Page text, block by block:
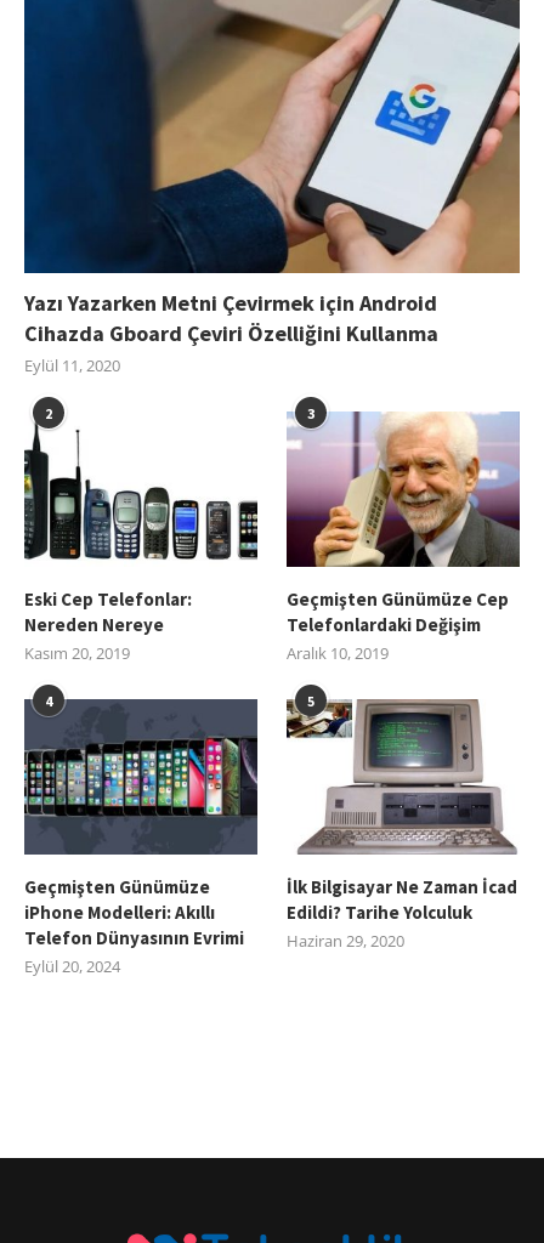
Yazı Yazarken Metni Çevirmek için Android
Cihazda Gboard Çeviri Özelliğini Kullanma
Eylül 11, 2020
2
Eski Cep Telefonlar:
Nereden Nereye
Kasım 20, 2019
3
Geçmişten Günümüze Cep
Telefonlardaki Değişim
Aralık 10, 2019
4
Geçmişten Günümüze
iPhone Modelleri: Akıllı
Telefon Dünyasının Evrimi
Eylül 20, 2024
5
İlk Bilgisayar Ne Zaman İcad
Edildi? Tarihe Yolculuk
Haziran 29, 2020